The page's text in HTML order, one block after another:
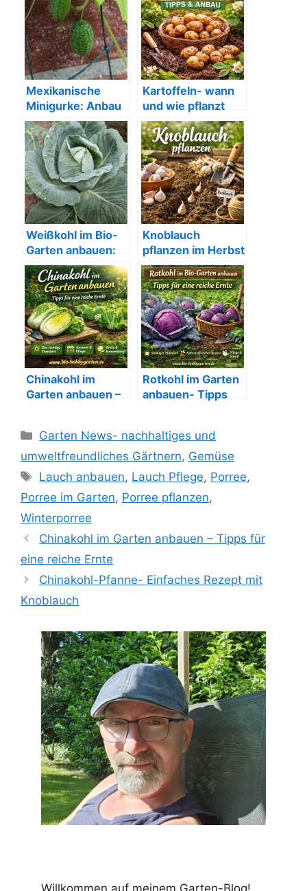
Mexikanische
Minigurke: Anbau
& Tipps für deinen
Bio-Garten
Kartoffeln- wann
und wie pflanzt
man richtig?
Weißkohl im Bio-
Garten anbauen:
Tipps & Sorten
Knoblauch
pflanzen im Herbst
– jetzt ist die beste
Zeit
Chinakohl im
Garten anbauen –
Rotkohl im Garten
anbauen- Tipps
Kategorien
Garten News- nachhaltiges und
umweltfreundliches Gärtnern, Gemüse
Schlagwörter
Lauch anbauen, Lauch Pflege, Porree,
Porree im Garten, Porree pflanzen,
Winterporree
Chinakohl im Garten anbauen – Tipps für
eine reiche Ernte
Chinakohl-Pfanne- Einfaches Rezept mit
Knoblauch